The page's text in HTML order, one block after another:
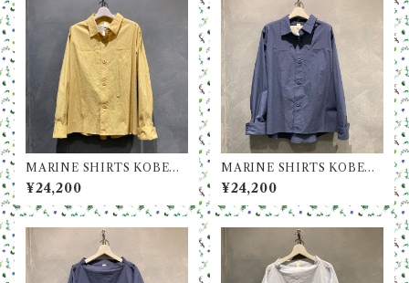
MARINE SHIRTS KOBE
(マリンシャツ KOBE) / Col.
Yellow(イエロー)
¥24,200
MARINE SHIRTS KOBE
(マリンシャツ KOBE) / Col.
Navy(ネイビー)
¥24,200